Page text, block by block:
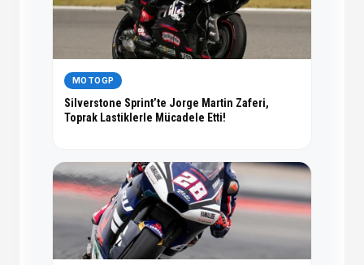
MOTOGP
Silverstone Sprint’te Jorge Martin Zaferi,
Toprak Lastiklerle Mücadele Etti!